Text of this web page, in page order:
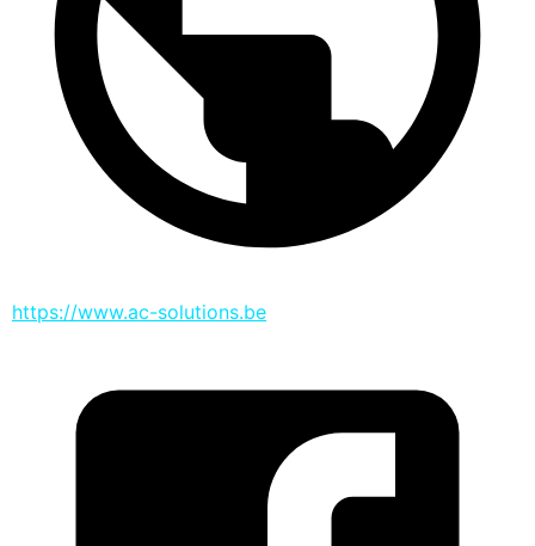
https://www.ac-solutions.be